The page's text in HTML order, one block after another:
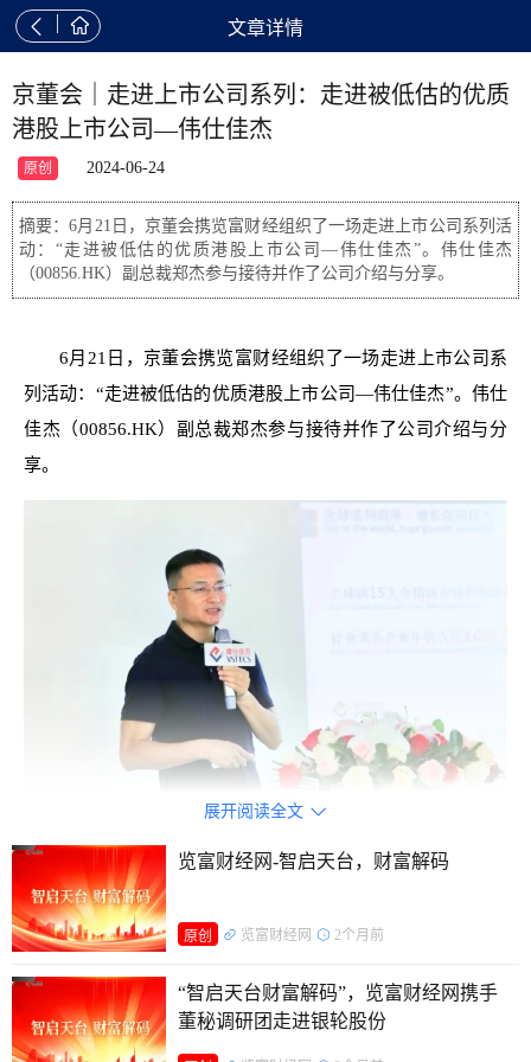
  文章详情
京董会｜走进上市公司系列：走进被低估的优质
港股上市公司—伟仕佳杰
原创 2024-06-24
摘要：6月21日，京董会携览富财经组织了一场走进上市公司系列活
动：“走进被低估的优质港股上市公司—伟仕佳杰”。伟仕佳杰
（00856.HK）副总裁郑杰参与接待并作了公司介绍与分享。
6月21日，京董会携览富财经组织了一场走进上市公司系
列活动：“走进被低估的优质港股上市公司—伟仕佳杰”。伟仕
佳杰（00856.HK）副总裁郑杰参与接待并作了公司介绍与分
享。
本次交流活动吸引来自券商、基金、私募等众多投资机构
到场，现场提问环节气氛十分热烈，投资者对上市公司的业绩
表现、发展前景、市值、估值等方面格外关注。
展开阅读全文 
览富财经网-智启天台，财富解码
原创 览富财经网 2个月前
“智启天台财富解码”，览富财经网携手
董秘调研团走进银轮股份